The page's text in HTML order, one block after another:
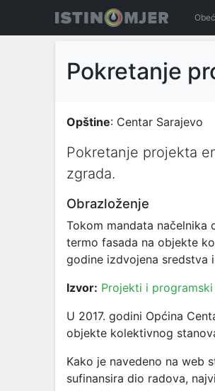
Pokretanje
Opštine: Centar Sarajevo
Pokretanje projekta
zgrada.
Obrazloženje
Tokom mandata načelnika
termo fasada na objekte
godine izdvojena sredstva
Izvor: Projekti i
U 2017. godini Općina
objekte kolektivnog
Kako je navedeno na web
sufinansira dio radova,